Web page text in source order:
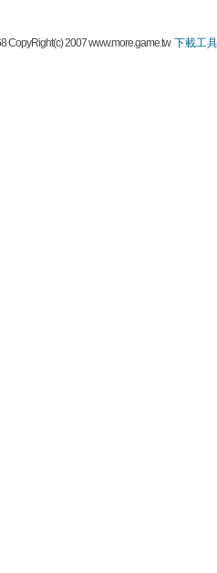
CopyRight(c) 2007 www.more.game.tw下載工